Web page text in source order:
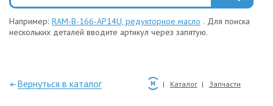
Например: RAM-B-166-AP14U, редукторное масло . Для поиска
нескольких деталей вводите артикул через запятую.
—Вернуться в каталог Каталог Запчасти